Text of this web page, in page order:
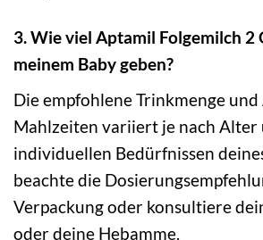
3. Wie viel Aptamil Folgemilch 2
meinem Baby geben?
Die empfohlene Trinkmenge
Mahlzeiten variiert je nach Alter
individuellen Bedürfnissen
beachte die
Verpackung oder konsultiere
oder deine Hebamme.